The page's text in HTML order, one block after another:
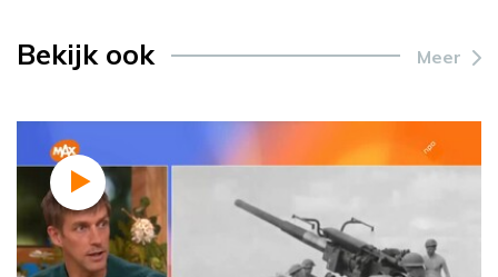
Bekijk ook Meer